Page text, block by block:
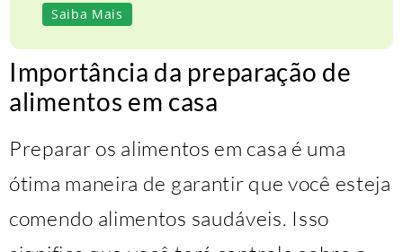
Saiba Mais
Importância da preparação de
alimentos em casa
Preparar os alimentos em casa é uma
ótima maneira de garantir que você esteja
comendo alimentos saudáveis. Isso